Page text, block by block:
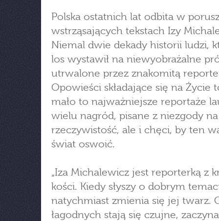
Polska ostatnich lat odbita w
wstrząsających tekstach Izy
Niemal dwie dekady historii ludzi,
los wystawił na niewyobrażalne
utrwalone przez znakomitą
Opowieści składające się na Życie
mało to najważniejsze reportaże
wielu nagród, pisane z niezgody na
rzeczywistość, ale i chęci, by ten
świat oswoić.
„Iza Michalewicz jest reporterką z
kości. Kiedy słyszy o dobrym
natychmiast zmienia się jej twarz.
łagodnych stają się czujne,